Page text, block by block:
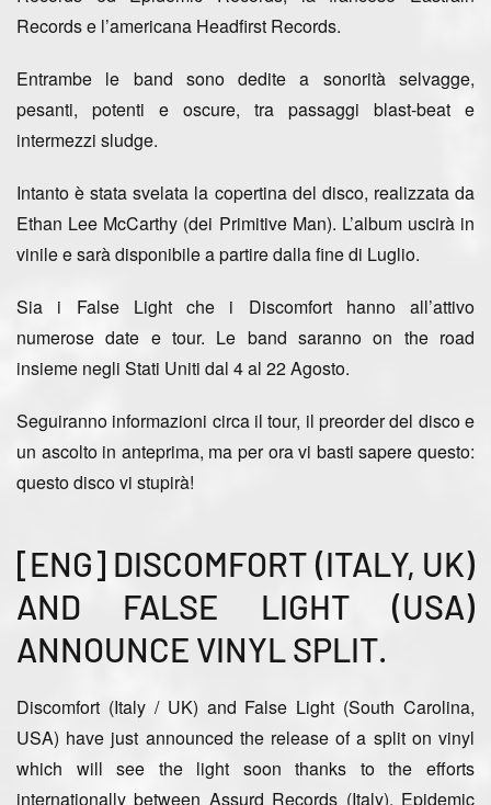
Recordse l’americana Headfirst Records.
Entrambe le band sono dedite a sonorità selvagge,
pesanti, potenti e oscure, tra passaggi blast-beat e
intermezzi sludge.
Intanto è stata svelata la copertina del disco, realizzata da
Ethan Lee McCarthy (dei Primitive Man). L’album uscirà in
vinile e sarà disponibilea partire dalla fine di Luglio.
Sia i False Light che i Discomfort hanno all’attivo
numerose date e tour. Le band sarannoon the road
insieme negli Stati Uniti dal 4 al 22 Agosto.
Seguiranno informazioni circa il tour, il preorder del disco e
un ascolto in anteprima, ma per ora vi basti sapere questo:
questo disco vi stupirà!
[ENG] DISCOMFORT (ITALY, UK)
AND FALSE LIGHT (USA)
ANNOUNCE VINYL SPLIT.
Discomfort (Italy / UK) and False Light (South Carolina,
USA) have just announced the release of a split on vinyl
which will see the light soon thanks to the efforts
internationally between Assurd Records (Italy), Epidemic